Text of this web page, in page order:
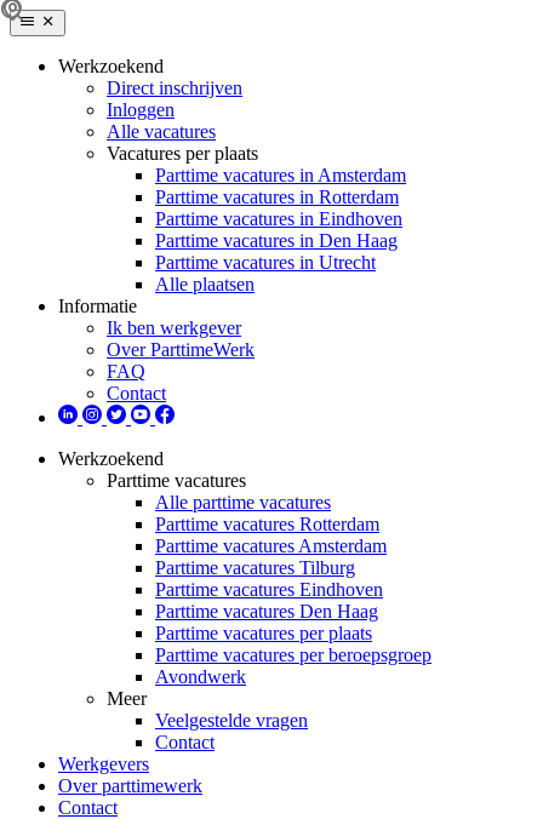
Werkzoekend
Direct inschrijven
Inloggen
Alle vacatures
Vacatures per plaats
Parttime vacatures in Amsterdam
Parttime vacatures in Rotterdam
Parttime vacatures in Eindhoven
Parttime vacatures in Den Haag
Parttime vacatures in Utrecht
Alle plaatsen
Informatie
Ik ben werkgever
Over ParttimeWerk
FAQ
Contact
Werkzoekend
Parttime vacatures
Alle parttime vacatures
Parttime vacatures Rotterdam
Parttime vacatures Amsterdam
Parttime vacatures Tilburg
Parttime vacatures Eindhoven
Parttime vacatures Den Haag
Parttime vacatures per plaats
Parttime vacatures per beroepsgroep
Avondwerk
Meer
Veelgestelde vragen
Contact
Werkgevers
Over parttimewerk
Contact